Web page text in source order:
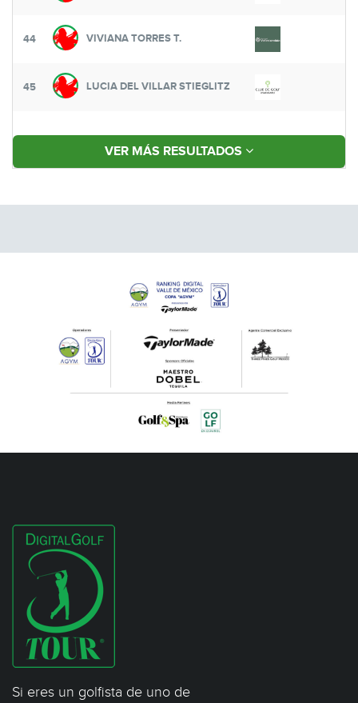
44 VIVIANA TORRES T.
45 LUCIA DEL VILLAR STIEGLITZ
VER MÁS RESULTADOS
Si eres un golfista de uno de